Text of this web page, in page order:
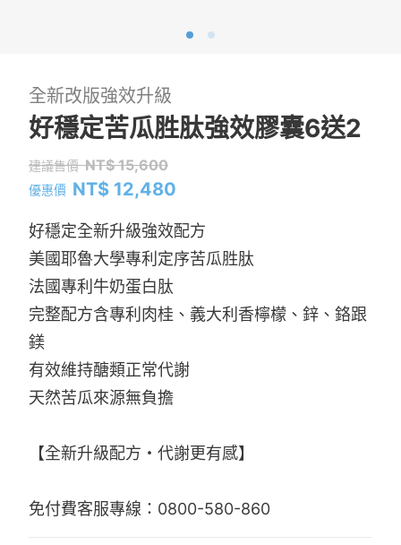
全新改版強效升級
好穩定苦瓜胜肽強效膠囊6送2
建議售價 NT$ 15,600
優惠價 NT$ 12,480
好穩定全新升級強效配方
美國耶魯大學專利定序苦瓜胜肽
法國專利牛奶蛋白肽
完整配方含專利肉桂、義大利香檸檬、鋅、鉻跟
鎂
有效維持醣類正常代謝
天然苦瓜來源無負擔
【全新升級配方・代謝更有感】
免付費客服專線：0800-580-860